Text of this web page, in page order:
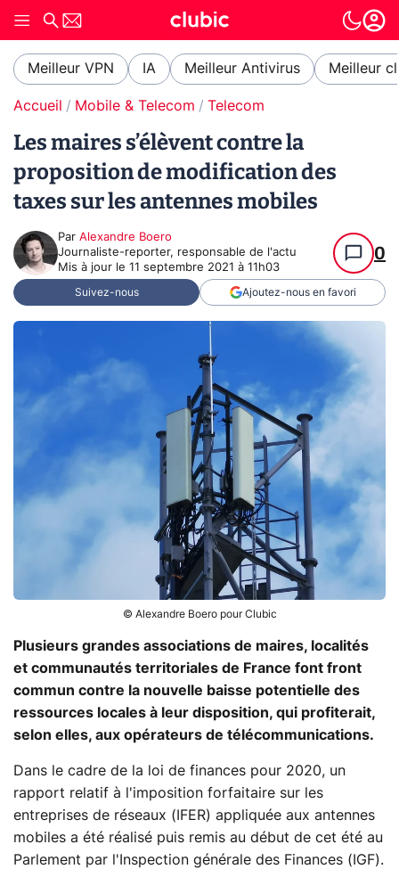
Meilleur VPN IA Meilleur Antivirus Meilleur
Accueil Mobile & Telecom Telecom
Les maires s’élèvent contre la
proposition de modification des
taxes sur les antennes mobiles
Par Alexandre Boero
Journaliste-reporter, responsable de l'actu
Mis à jour le 11 septembre 2021 à 11h03
0
Suivez-nous Ajoutez-nous en favori
© Alexandre Boero pour Clubic
Plusieurs grandes associations de maires, localités
et communautés territoriales de France font front
commun contre la nouvelle baisse potentielle des
ressources locales à leur disposition, qui profiterait,
selon elles, aux opérateurs de télécommunications.
Dans le cadre de la loi de finances pour 2020, un
rapport relatif à l'imposition forfaitaire sur les
entreprises de réseaux (IFER) appliquée aux antennes
mobiles a été réalisé puis remis au début de cet été au
Parlement par l'Inspection générale des Finances (IGF).